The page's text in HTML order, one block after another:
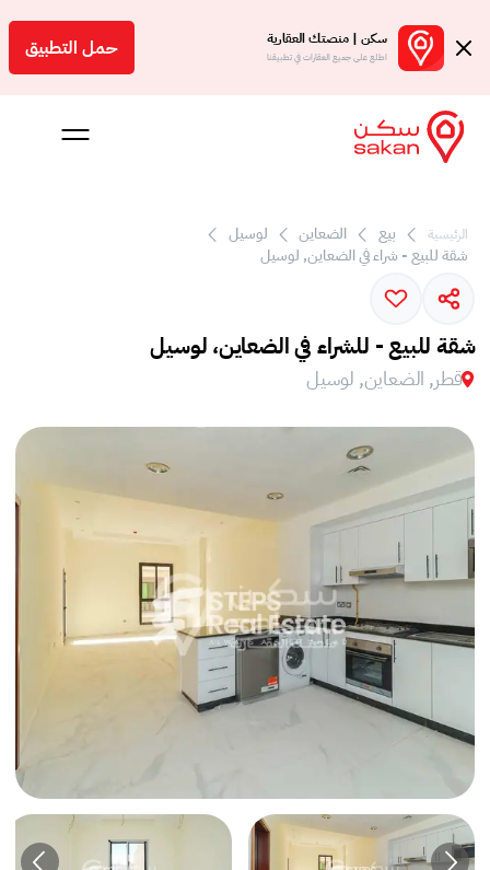
سكن | منصتك العقارية
اطلع على جميع العقارات في تطبيقنا حمل التطبيق
الرئيسية بيع الضعاين
لوسيل
شقة للبيع - شراء في الضعاين, لوسيل
شقة للبيع - للشراء في الضعاين، لوسيل
قطر, الضعاين, لوسيل